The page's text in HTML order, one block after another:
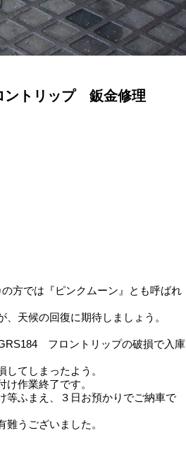
ントリップ 鈑金修理
方では『ピンクムーン』とも呼ばれ
天候の回復に期待しましょう。
フロントリップの破損で入庫
てしまったよう。
作業終了です。
等ふまえ、３日お預かりでご納車で
うございました。